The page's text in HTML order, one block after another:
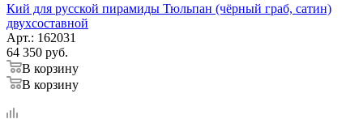
Кий для русской пирамиды Тюльпан (чёрный граб, сатин)
двухсоставной
Арт.: 162031
64 350 руб.
В корзину
В корзину